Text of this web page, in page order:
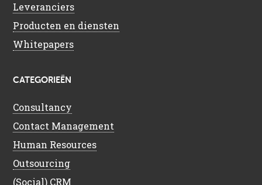
Leveranciers
Producten en diensten
Whitepapers
CATEGORIEËN
Consultancy
Contact Management
Human Resources
Outsourcing
(Social) CRM